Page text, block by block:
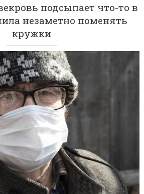
подсыпает что-то в
незаметно поменять
кружки